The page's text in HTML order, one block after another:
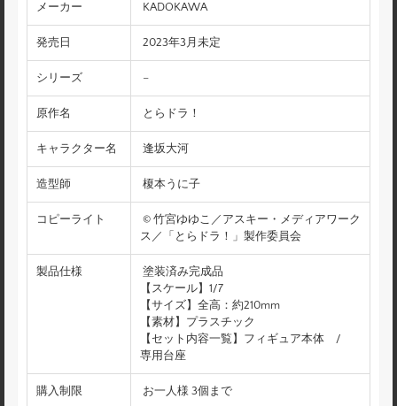
メーカー KADOKAWA
発売日 2023年3月未定
シリーズ –
原作名 とらドラ！
キャラクター名 逢坂大河
造型師 榎本うに子
コピーライト
© 竹宮ゆゆこ／アスキー・メディアワーク
ス／「とらドラ！」製作委員会
製品仕様
塗装済み完成品
【スケール】1/7
【サイズ】全高：約210mm
【素材】プラスチック
【セット内容一覧】フィギュア本体 /
専用台座
購入制限 お一人様 3個まで